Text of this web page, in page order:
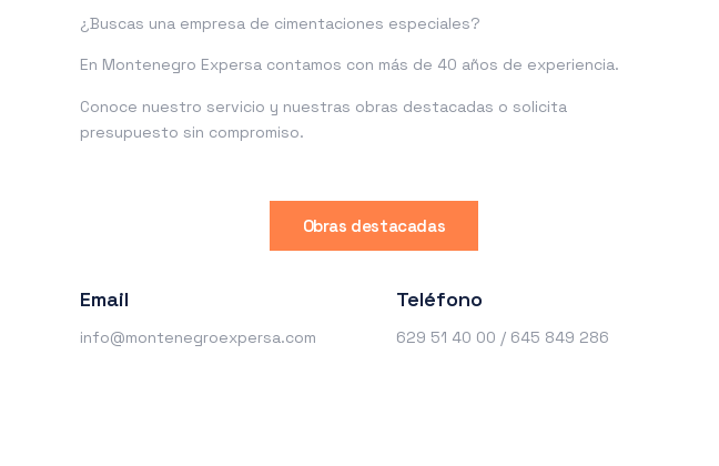
¿Buscas una empresa de cimentaciones especiales?
En Montenegro Expersa contamos con más de 40 años de experiencia.
Conoce nuestro servicio y nuestras obras destacadas o solicita
presupuesto sin compromiso.
Obras destacadas
Email
info@montenegroexpersa.com
Teléfono
629 51 40 00 / 645 849 286